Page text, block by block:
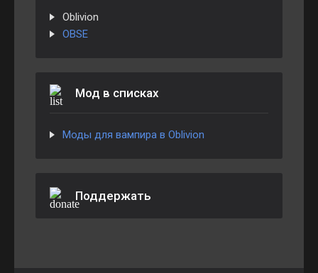
Oblivion
OBSE
Мод в списках
Моды для вампира в Oblivion
Поддержать